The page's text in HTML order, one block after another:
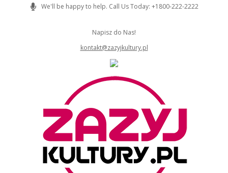
We'll be happy to help. Call Us Today: +1800-222-2222
Napisz do Nas!
kontakt@zazyjkultury.pl